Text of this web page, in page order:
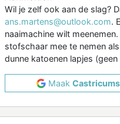
Wil je zelf ook aan de slag?
ans.martens@outlook.com.
naaimachine wilt
stofschaar mee te nemen
dunne katoenen lapjes
Maak